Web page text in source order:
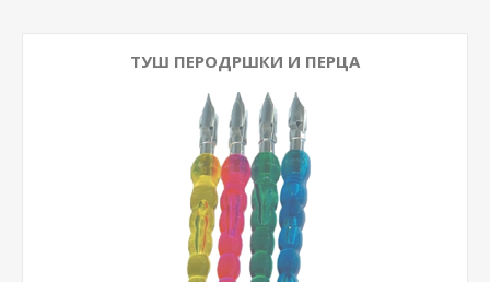
ТУШ ПЕРОДРШКИ И ПЕРЦА